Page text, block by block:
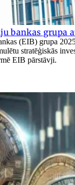
bankas grupa
(EIB) grupa
stratēģiskās
EIB pārstāvji.